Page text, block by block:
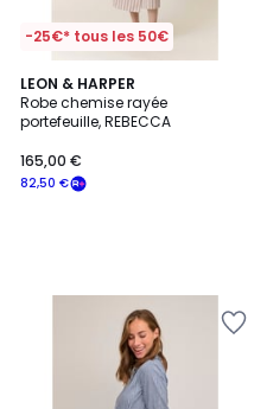
-25€* tous les 50€
LEON & HARPER
Robe chemise rayée
portefeuille, REBECCA
82,50 €
165,00 €